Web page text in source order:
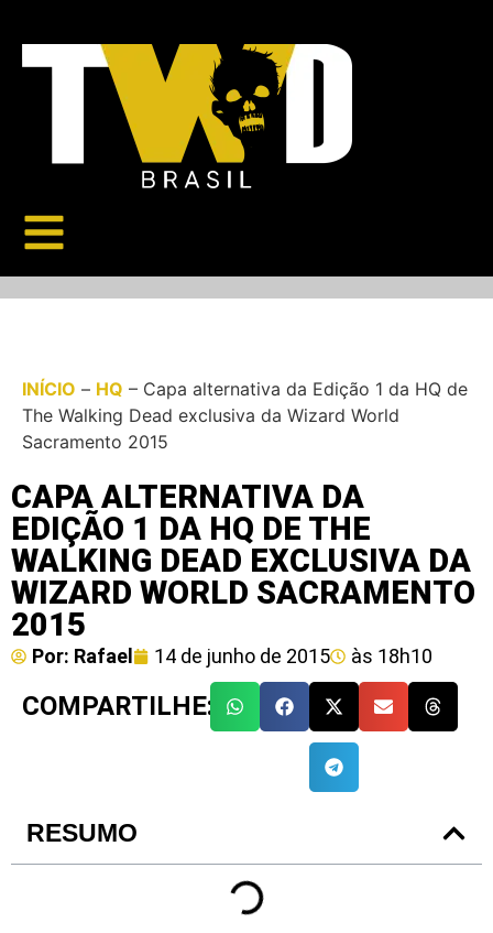
INÍCIO – HQ – Capa alternativa da Edição 1 da HQ de
The Walking Dead exclusiva da Wizard World
Sacramento 2015
CAPA ALTERNATIVA DA
EDIÇÃO 1 DA HQ DE THE
WALKING DEAD EXCLUSIVA DA
WIZARD WORLD SACRAMENTO
2015
Por: Rafael 14 de junho de 2015 às 18h10
COMPARTILHE:
RESUMO